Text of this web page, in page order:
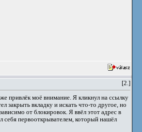
[2.]
привлёк моё внимание. Я кликнул на ссылку
закрыть вкладку и искать что-то другое, но
от блокировок. Я ввёл этот адрес в
себя первооткрывателем, который нашёл